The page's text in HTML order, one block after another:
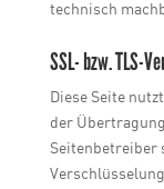
technisch
SSL- bzw. TLS-
Diese Seite
der
Seitenbetreiber